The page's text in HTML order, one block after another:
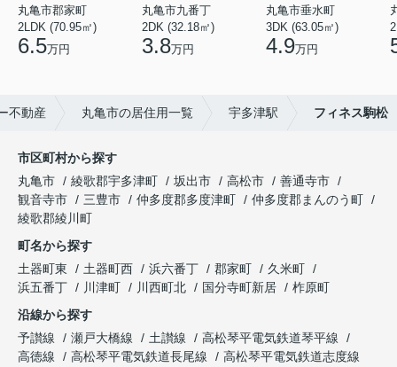
丸亀市郡家町
2LDK (70.95㎡)
6.5万円
丸亀市九番丁
2DK (32.18㎡)
3.8万円
丸亀市垂水町
3DK (63.05㎡)
4.9万円
不動産 丸亀市の居住用一覧 宇多津駅 フィネス駒松
市区町村から探す
丸亀市
綾歌郡宇多津町 坂出市 高松市
善通寺市
観音寺市
三豊市 仲多度郡多度津町
仲多度郡まんのう町
綾歌郡綾川町
町名から探す
土器町東
土器町西 浜六番丁 郡家町
久米町
浜五番丁
川津町 川西町北 国分寺町新居
柞原町
沿線から探す
予讃線
瀬戸大橋線 土讃線
高松琴平電気鉄道琴平線
高徳線
高松琴平電気鉄道長尾線
高松琴平電気鉄道志度線